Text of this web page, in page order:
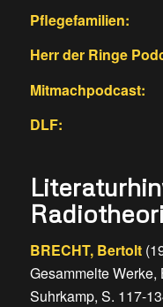
Pflegefamilien:
Herr der Ringe
Mitmachpodcast:
DLF:
BRECHT, Bertolt
Gesammelte Werke,
Suhrkamp, S. 117-